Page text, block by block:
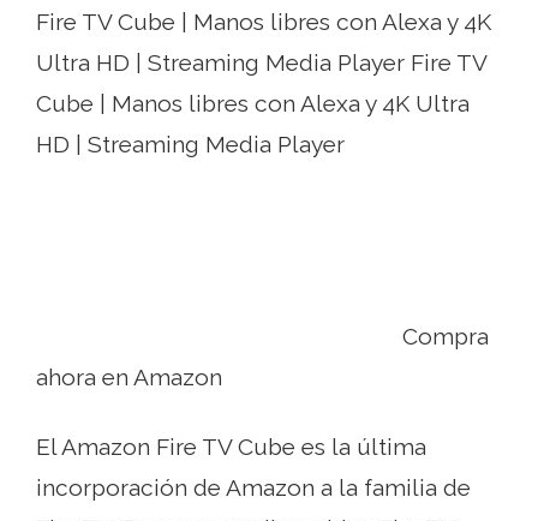
Fire TV Cube | Manos libres con Alexa y 4K
Ultra HD | Streaming Media Player Fire TV
Cube | Manos libres con Alexa y 4K Ultra
HD | Streaming Media Player
Compra
ahora en Amazon
El Amazon Fire TV Cube es la última
incorporación de Amazon a la familia de